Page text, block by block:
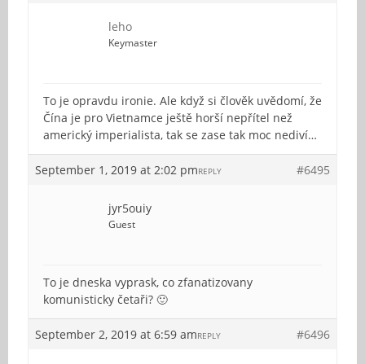
leho
Keymaster
To je opravdu ironie. Ale když si člověk uvědomí, že
Čína je pro Vietnamce ještě horší nepřítel než
americký imperialista, tak se zase tak moc nediví…
September 1, 2019 at 2:02 pm #6495
REPLY
jyr5ouiy
Guest
To je dneska vyprask, co zfanatizovany
komunisticky četaři? 🙂
September 2, 2019 at 6:59 am #6496
REPLY